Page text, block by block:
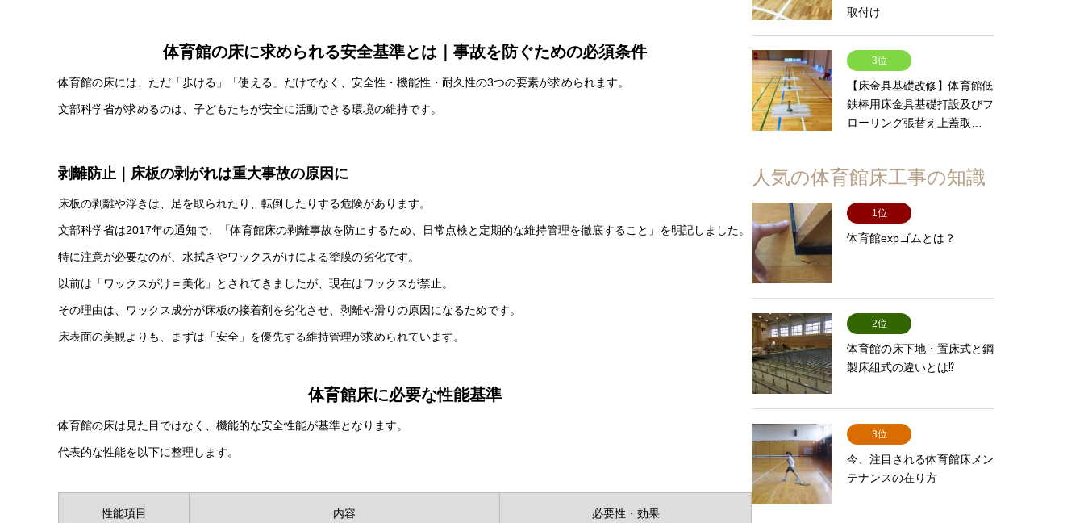
体育館の床に求められる安全基準とは｜事故を防ぐための必須条件
体育館の床には、ただ「歩ける」「使える」だけでなく、安全性・機能性・耐久性の3つの要素が求められます。
文部科学省が求めるのは、子どもたちが安全に活動できる環境の維持です。
剥離防止｜床板の剥がれは重大事故の原因に
床板の剥離や浮きは、足を取られたり、転倒したりする危険があります。
文部科学省は2017年の通知で、「体育館床の剥離事故を防止するため、日常点検と定期的な維持管理を徹底すること」を明記しました。
特に注意が必要なのが、水拭きやワックスがけによる塗膜の劣化です。
以前は「ワックスがけ＝美化」とされてきましたが、現在はワックスが禁止。
その理由は、ワックス成分が床板の接着剤を劣化させ、剥離や滑りの原因になるためです。
床表面の美観よりも、まずは「安全」を優先する維持管理が求められています。
体育館床に必要な性能基準
体育館の床は見た目ではなく、機能的な安全性能が基準となります。
代表的な性能を以下に整理します。
性能項目 内容 必要性・効果
取付け
3位
【床金具基礎改修】体育館低
鉄棒用床金具基礎打設及びフ
ローリング張替え上蓋取…
人気の体育館床工事の知識
1位
体育館expゴムとは？
2位
体育館の床下地・置床式と鋼
製床組式の違いとは⁉
3位
今、注目される体育館床メン
テナンスの在り方